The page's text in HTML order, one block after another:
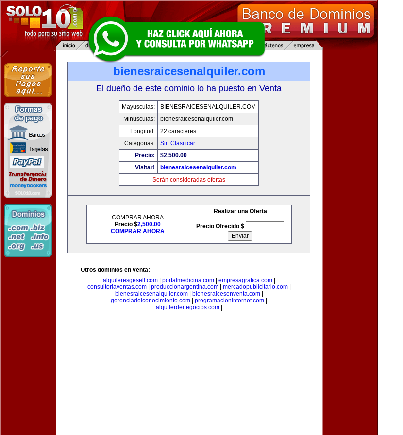
bienesraicesenalquiler.com
El dueño de este dominio lo ha puesto en Venta
Mayusculas:
BIENESRAICESENALQUILER.COM
Minusculas:
bienesraicesenalquiler.com
Longitud:
22 caracteres
Categorias:
Sin Clasificar
Precio:
$2,500.00
Visitar!
bienesraicesenalquiler.com
Serán consideradas ofertas
COMPRAR AHORA
Precio $2,500.00
COMPRAR AHORA
Realizar una Oferta
Precio Ofrecido $
Otros dominios en venta:
alquileresgesell.com| portalmedicina.com| empresagrafica.com|
consultoriaventas.com| produccionargentina.com| mercadopublicitario.com|
bienesraicesenalquiler.com| bienesraicesenventa.com|
gerenciadelconocimiento.com
programacioninternet.com
alquilerdenegocios.com|